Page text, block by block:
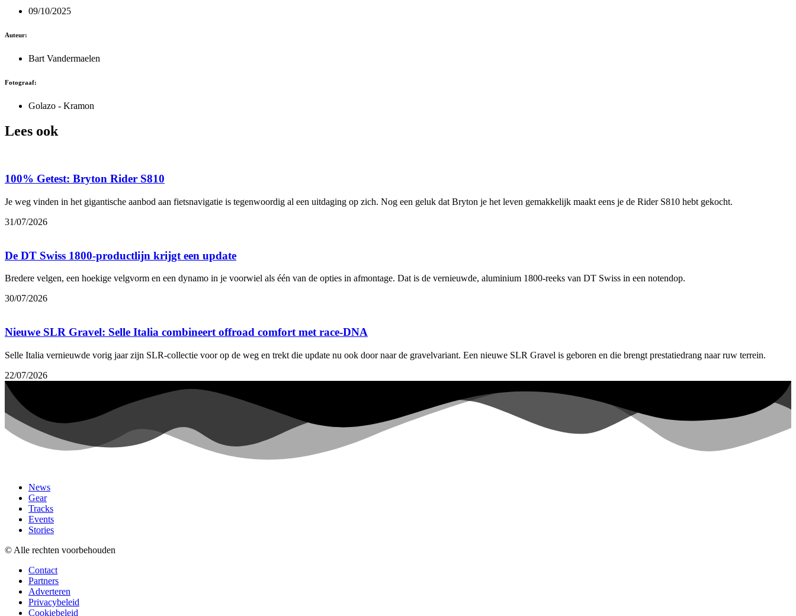
09/10/2025
Auteur:
Bart Vandermaelen
Fotograaf:
Golazo - Kramon
Lees ook
100% Getest: Bryton Rider S810
Je weg vinden in het gigantische aanbod aan fietsnavigatie is tegenwoordig al een uitdaging op zich. Nog een geluk dat Bryton je het leven gemakkelijk maakt eens je de Rider S810 hebt gekocht.
31/07/2026
De DT Swiss 1800-productlijn krijgt een update
Bredere velgen, een hoekige velgvorm en een dynamo in je voorwiel als één van de opties in afmontage. Dat is de vernieuwde, aluminium 1800-reeks van DT Swiss in een notendop.
30/07/2026
Nieuwe SLR Gravel: Selle Italia combineert offroad comfort met race-DNA
Selle Italia vernieuwde vorig jaar zijn SLR-collectie voor op de weg en trekt die update nu ook door naar de gravelvariant. Een nieuwe SLR Gravel is geboren en die brengt prestatiedrang naar ruw terrein.
22/07/2026
News
Gear
Tracks
Events
Stories
© Alle rechten voorbehouden
Contact
Partners
Adverteren
Privacybeleid
Cookiebeleid